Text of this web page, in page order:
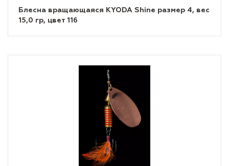
Блесна вращающаяся KYODA Shine размер 4, вес
15,0 гр, цвет 116